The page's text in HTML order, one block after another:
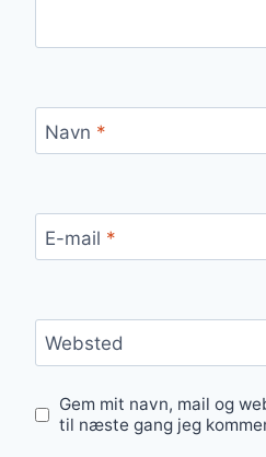
Navn *
E-mail *
Websted
Gem mit navn, mail og
til næste gang jeg